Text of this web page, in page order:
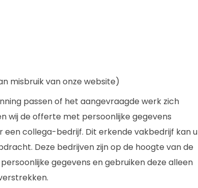
misbruik van onze website)
passen of het aangevraagde werk zich
wij de offerte met persoonlijke gegevens
collega-bedrijf. Dit erkende vakbedrijf kan u
Deze bedrijven zijn op de hoogte van de
gegevens en gebruiken deze alleen